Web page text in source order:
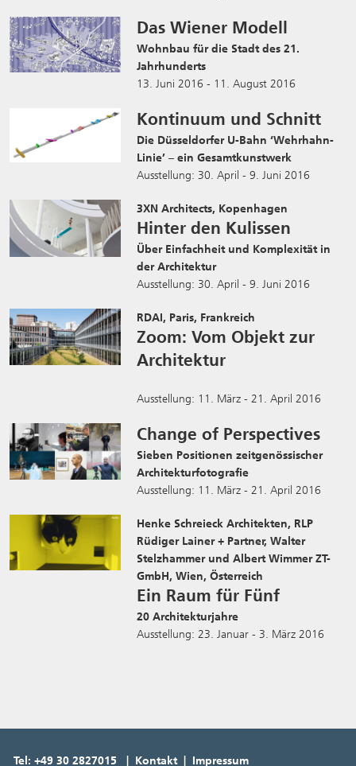
Das Wiener Modell
Wohnbau für die Stadt des 21.
Jahrhunderts
13. Juni 2016 - 11. August 2016
Kontinuum und Schnitt
Die Düsseldorfer U-Bahn ‘Wehrhahn-
Linie’ – ein Gesamtkunstwerk
Ausstellung: 30. April - 9. Juni 2016
3XN Architects, Kopenhagen
Hinter den Kulissen
Über Einfachheit und Komplexität in
der Architektur
Ausstellung: 30. April - 9. Juni 2016
RDAI, Paris, Frankreich
Zoom: Vom Objekt zur
Architektur
Ausstellung: 11. März - 21. April 2016
Change of Perspectives
Sieben Positionen zeitgenössischer
Architekturfotografie
Ausstellung: 11. März - 21. April 2016
Henke Schreieck Architekten, RLP
Rüdiger Lainer + Partner, Walter
Stelzhammer und Albert Wimmer ZT-
GmbH, Wien, Österreich
Ein Raum für Fünf
20 Architekturjahre
Ausstellung: 23. Januar - 3. März 2016
Tel: +49 30 2827015 | Kontakt | Impressum